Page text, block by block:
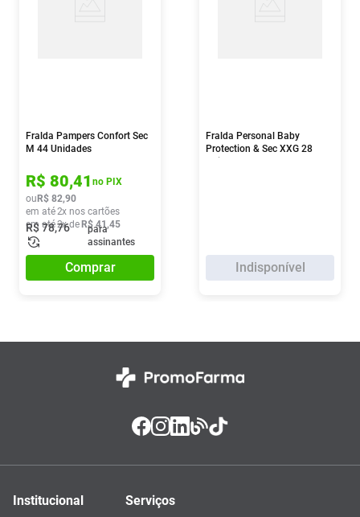
Fralda Pampers Confort Sec
M 44 Unidades
R$ 80,41 no PIX
ou R$ 82,90
em até2x nos cartões
em até2x de R$ 41,45
R$78,76
para
assinantes
Comprar
Fralda Personal Baby
Protection & Sec XXG 28
Indisponível
Institucional Serviços